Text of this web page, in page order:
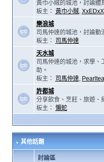
黃巾小賊的城池，討論體
板主： 黃巾小賊, XxEDxX
樂浪城
司馬仲達的城池，討論動
板主：
司馬仲達
天水城
司馬仲達的城池，求學、
助。
板主：
司馬仲達, Pearltea
許都城
分享飲食、烹飪、旅遊、
板主： 懶蛇
其他話題
討論區